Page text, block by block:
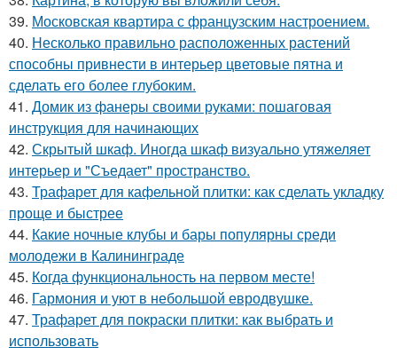
39. Московская квартира с французским настроением.
40. Несколько правильно расположенных растений
способны привнести в интерьер цветовые пятна и
сделать его более глубоким.
41. Домик из фанеры своими руками: пошаговая
инструкция для начинающих
42. Скрытый шкаф. Иногда шкаф визуально утяжеляет
интерьер и "Съедает" пространство.
43. Трафарет для кафельной плитки: как сделать укладку
проще и быстрее
44. Какие ночные клубы и бары популярны среди
молодежи в Калининграде
45. Когда функциональность на первом месте!
46. Гармония и уют в небольшой евродвушке.
47. Трафарет для покраски плитки: как выбрать и
использовать